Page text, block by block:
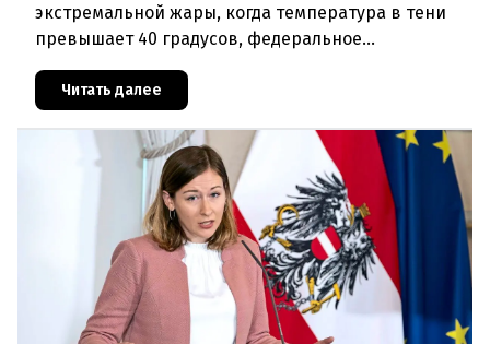
экстремальной жары, когда температура в тени
превышает 40 градусов, федеральное
проблемы перегрева жилых помещений. В среду н
Читать далее